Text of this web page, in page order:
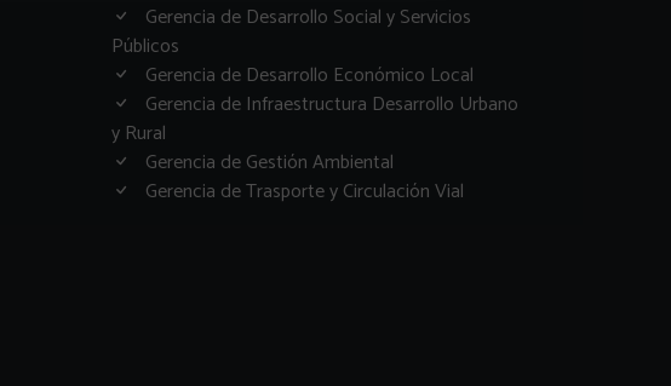
Gerencia de Desarrollo Social y Servicios
Públicos
Gerencia de Desarrollo Económico Local
Gerencia de Infraestructura Desarrollo Urbano
y Rural
Gerencia de Gestión Ambiental
Gerencia de Trasporte y Circulación Vial